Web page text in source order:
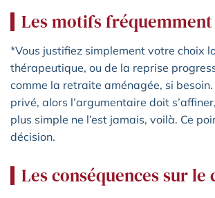
Les motifs fréquemment
*Vous justifiez simplement votre choix
thérapeutique, ou de la reprise
comme la retraite aménagée, si
privé, alors l’argumentaire doit
plus simple ne l’est jamais, voilà. Ce
décision.
Les conséquences sur